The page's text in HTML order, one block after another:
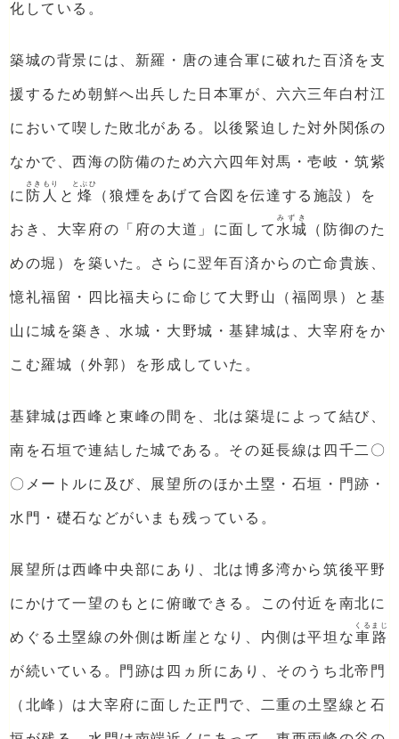
化している。
築城の背景には、新羅・唐の連合軍に破れた百済を支
援するため朝鮮へ出兵した日本軍が、六六三年白村江
において喫した敗北がある。以後緊迫した対外関係の
なかで、西海の防備のため六六四年対馬・壱岐・筑紫
に 防人
さきもり
と 烽
とぶひ
（狼煙をあげて合図を伝達する施設）を
おき、大宰府の「府の大道」に面して 水城
みずき
（防御のた
めの堀）を築いた。さらに翌年百済からの亡命貴族、
憶礼福留・四比福夫らに命じて大野山（福岡県）と基
山に城を築き、水城・大野城・基肄城は、大宰府をか
こむ羅城（外郭）を形成していた。
基肄城は西峰と東峰の間を、北は築堤によって結び、
南を石垣で連結した城である。その延長線は四千二〇
〇メートルに及び、展望所のほか土塁・石垣・門跡・
水門・礎石などがいまも残っている。
展望所は西峰中央部にあり、北は博多湾から筑後平野
にかけて一望のもとに俯瞰できる。この付近を南北に
めぐる土塁線の外側は断崖となり、内側は平坦な車路
くるまじ
が続いている。門跡は四ヵ所にあり、そのうち北帝門
（北峰）は大宰府に面した正門で、二重の土塁線と石